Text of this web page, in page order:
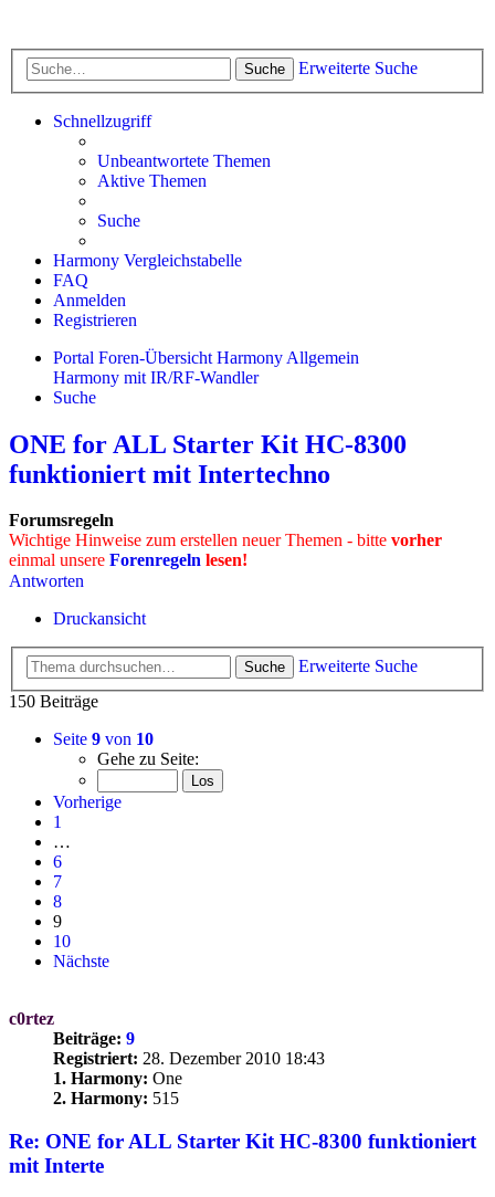
Suche Erweiterte Suche
Schnellzugriff
Unbeantwortete Themen
Aktive Themen
Suche
Harmony Vergleichstabelle
FAQ
Anmelden
Registrieren
Portal Foren-Übersicht Harmony Allgemein
Harmony mit IR/RF-Wandler
Suche
ONE for ALL Starter Kit HC-8300
funktioniert mit Intertechno
Forumsregeln
Wichtige Hinweise zum erstellen neuer Themen - bitte vorher
einmal unsere Forenregeln lesen!
Antworten
Druckansicht
Suche
Erweiterte Suche
150 Beiträge
Seite 9 von 10
Gehe zu Seite:
Vorherige
1
…
6
7
8
9
10
Nächste
c0rtez
Beiträge: 9
Registriert: 28. Dezember 2010 18:43
1. Harmony: One
2. Harmony: 515
Re: ONE for ALL Starter Kit HC-8300 funktioniert
mit Interte